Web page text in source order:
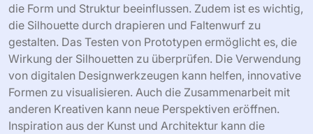
die Form und Struktur beeinflussen. Zudem ist es wichtig,
die Silhouette durch drapieren und Faltenwurf zu
gestalten. Das Testen von Prototypen ermöglicht es, die
Wirkung der Silhouetten zu überprüfen. Die Verwendung
von digitalen Designwerkzeugen kann helfen, innovative
Formen zu visualisieren. Auch die Zusammenarbeit mit
anderen Kreativen kann neue Perspektiven eröffnen.
Inspiration aus der Kunst und Architektur kann die